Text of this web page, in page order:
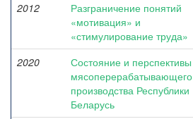
2012
Разграничение понятий
«мотивация» и
«стимулирование труда»
2020
Состояние и перспективы
мясоперерабатывающего
производства Республики
Беларусь